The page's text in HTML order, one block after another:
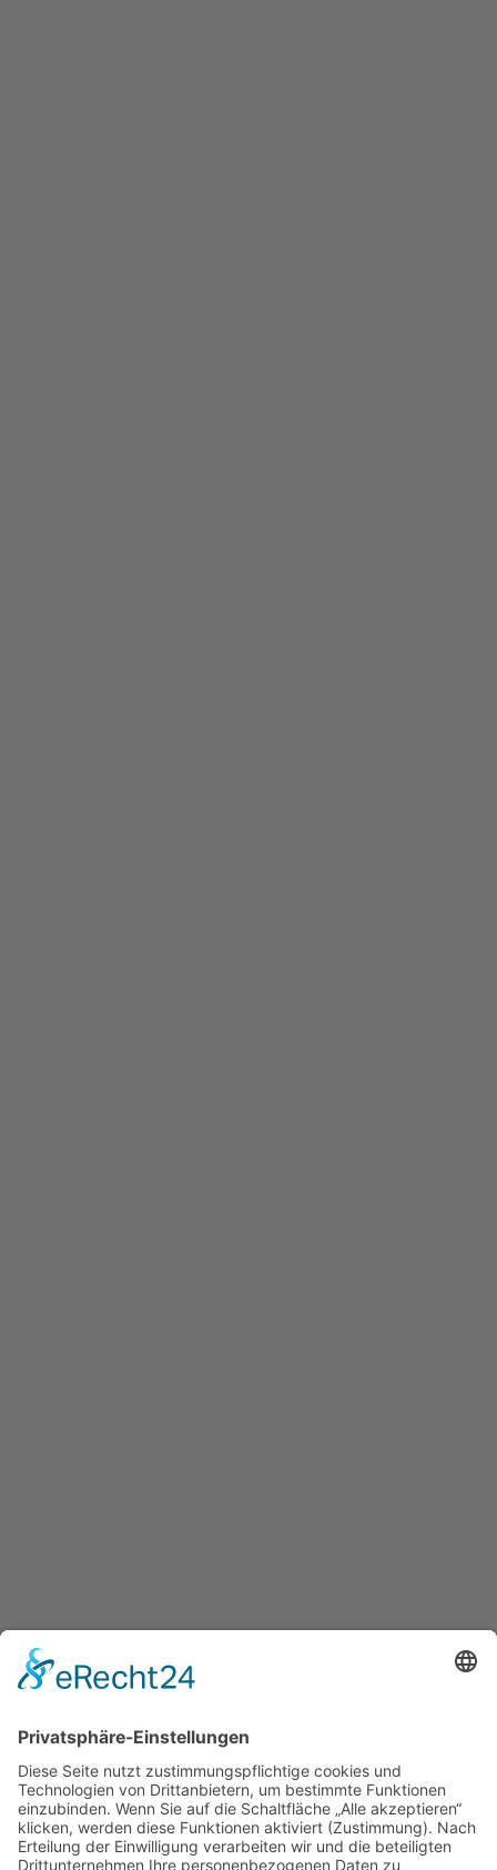
Home
Über mich
Leistungen
Beratung
Energetische Heilarbeit